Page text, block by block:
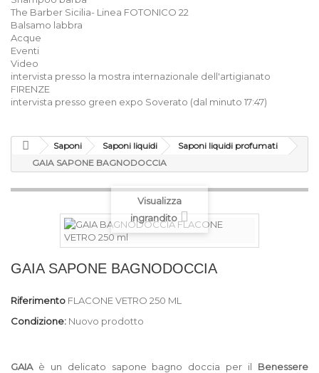
The Barber Sicilia- Linea FOTONICO 22
Balsamo labbra
Acque
Eventi
Video
intervista presso la mostra internazionale dell'artigianato
FIRENZE
intervista presso green expo Soverato (dal minuto 17:47)
Saponi Saponi liquidi
Saponi liquidi profumati
GAIA SAPONE BAGNODOCCIA
Visualizza
ingrandito
GAIA SAPONE BAGNODOCCIA
Riferimento FLACONE VETRO 250 ML
Condizione: Nuovo prodotto
GAIAè un delicato sapone bagno doccia per il Benessere